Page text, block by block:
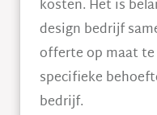
kosten. Het is
design bedrijf
offerte op maat
specifieke
bedrijf.